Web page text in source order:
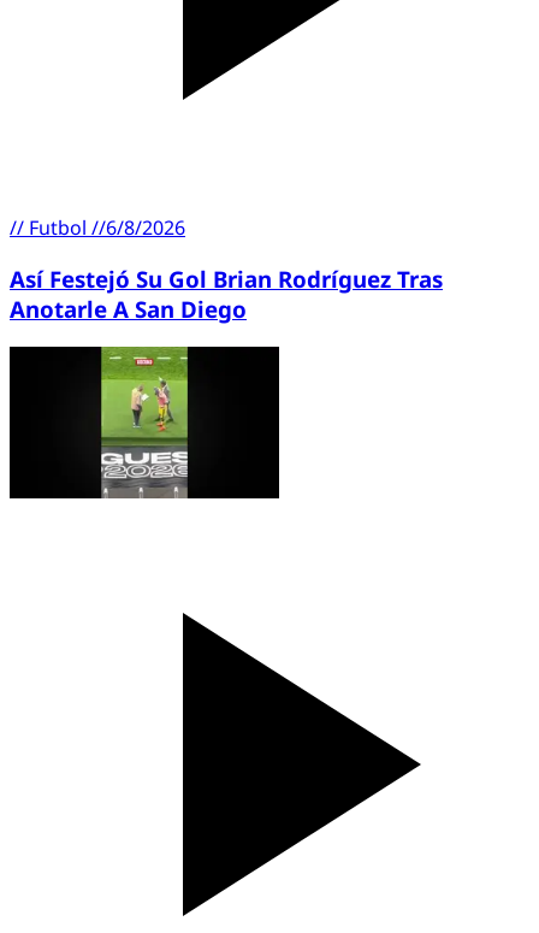
// Futbol //6/8/2026
Así Festejó Su Gol Brian Rodríguez Tras
Anotarle A San Diego